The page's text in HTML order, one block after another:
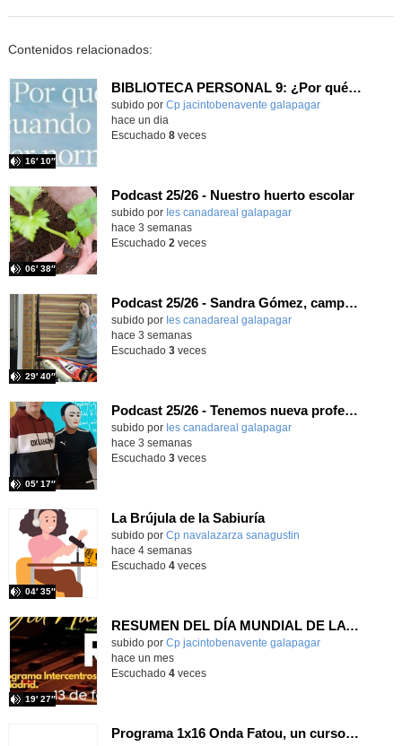
Contenidos relacionados:
BIBLIOTECA PERSONAL 9: ¿Por qué ser feliz cuando puedes ser normal?
Contenido educativo.
subido por Cp jacintobenavente galapagar
16′ 10″
-
hace un dia
Escuchado 8veces
Podcast 25/26 - Nuestro huerto escolar
subido por Ies canadareal galapagar
06′ 38″
-
hace 3 semanas
Escuchado 2 veces
Podcast 25/26 - Sandra Gómez, campeona de Enduro
subido por Ies canadareal galapagar
29′ 40″
-
hace 3 semanas
Escuchado 3veces
Podcast 25/26 - Tenemos nueva profesora de Griego ¿Conoces a María Eugenia?
subido por Ies canadareal galapagar
05′ 17″
-
hace 3 semanas
Escuchado 3veces
La Brújula de la Sabiuría
Contenido educativo.
subido por Cp navalazarza sanagustin
04′ 35″
hace 4 semanas
Escuchado 4veces
RESUMEN DEL DÍA MUNDIAL DE LA RADIO Y LA I.A. PROGRAMA COLABORATIVO
Contenido educativo.
subido por Cp jacintobenavente galapagar
19′ 27″
-
hace un mes
Escuchado 4veces
Programa 1x16 Onda Fatou, un curso para recordar